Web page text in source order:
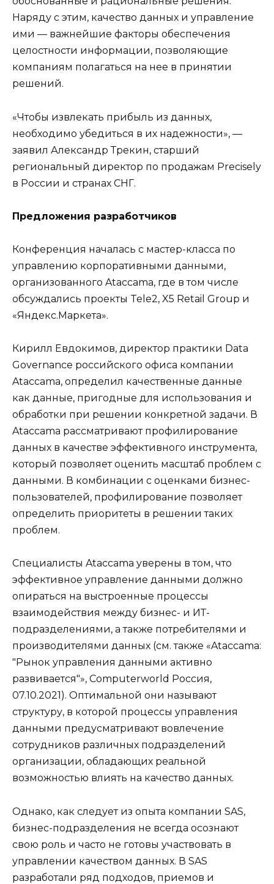
Наряду с этим, качество данных и управление
ими — важнейшие факторы обеспечения
целостности информации, позволяющие
компаниям полагаться на нее в принятии
решений.
«Чтобы извлекать прибыль из данных,
необходимо убедиться в их надежности», —
заявил Александр Трекин, старший
региональный директор по продажам Precisely
в России и странах СНГ.
Предложения разработчиков
Конференция началась с мастер-класса по
управлению корпоративными данными,
организованного Ataccama, где в том числе
обсуждались проекты Tele2, X5 Retail Group и
«Яндекс.Маркета».
Кирилл Евдокимов, директор практики Data
Governance российского офиса компании
Ataccama, определил качественные данные
как данные, пригодные для использования и
обработки при решении конкретной задачи. В
Ataccama рассматривают профилирование
данных в качестве эффективного инструмента,
который позволяет оценить масштаб проблем с
данными. В комбинации с оценками бизнес-
пользователей, профилирование позволяет
определить приоритеты в решении таких
проблем.
Специалисты Ataccama уверены в том, что
эффективное управление данными должно
опираться на выстроенные процессы
взаимодействия между бизнес- и ИТ-
подразделениями, а также потребителями и
производителями данных (см. также «Ataccama:
"Рынок управления данными активно
развивается"», Computerworld Россия,
07.10.2021). Оптимальной они называют
структуру, в которой процессы управления
данными предусматривают вовлечение
сотрудников различных подразделений
организации, обладающих реальной
возможностью влиять на качество данных.
Однако, как следует из опыта компании SAS,
бизнес-подразделения не всегда осознают
свою роль и часто не готовы участвовать в
управлении качеством данных. В SAS
разработали ряд подходов, приемов и